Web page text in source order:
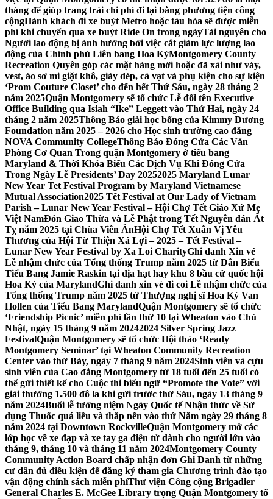
tháng để giúp trang trải chi phí đi lại bằng phương tiện công
cộngHành khách đi xe buýt Metro hoặc tàu hỏa sẽ được miễn
phí khi chuyển qua xe buýt Ride On trong ngàyTài nguyên cho
Người lao động bị ảnh hưởng bởi việc cắt giảm lực lượng lao
động của Chính phủ Liên bang Hoa KỳMontgomery County
Recreation Quyên góp các mặt hàng mới hoặc đã xài như váy,
vest, áo sơ mi giặt khô, giày dép, cà vạt và phụ kiện cho sự kiện
‘Prom Couture Closet’ cho đến hết Thứ Sáu, ngày 28 tháng 2
năm 2025Quận Montgomery sẽ tổ chức Lễ đổi tên Executive
Office Building qua Isiah “Ike” Leggett vào Thứ Hai, ngày 24
tháng 2 năm 2025Thông Báo giải học bổng của Kimmy Dương
Foundation năm 2025 – 2026 cho Học sinh trường cao đẳng
NOVA Community CollegeThông Báo Đóng Cửa Các Văn
Phòng Cơ Quan Trong quận Montgomery ở tiểu bang
Maryland & Thời Khóa Biểu Các Dịch Vụ Khi Đóng Cửa
Trong Ngày Lễ Presidents’ Day 20252025 Maryland Lunar
New Year Tet Festival Program by Maryland Vietnamese
Mutual Association2025 Tết Festival at Our Lady of Vietnam
Parish – Lunar New Year Festival – Hội Chợ Tết Giáo Xứ Mẹ
Việt NamĐón Giao Thừa và Lễ Phật trong Tết Nguyên đán Ất
Tỵ năm 2025 tại Chùa Viên ÂnHội Chợ Tết Xuân Vị Yêu
Thương của Hội Từ Thiện Xá Lợi – 2025 – Tết Festival –
Lunar New Year Festival by Xa Loi CharityGhi danh Xin vé
Lễ nhậm chức của Tổng thống Trump năm 2025 từ Dân Biểu
Tiểu Bang Jamie Raskin tại địa hạt hay khu 8 bầu cử quốc hội
Hoa Kỳ của MarylandGhi danh xin vé đi coi Lễ nhậm chức của
Tổng thống Trump năm 2025 từ Thượng nghị sĩ Hoa Kỳ Van
Hollen của Tiểu Bang MarylandQuận Montgomery sẽ tổ chức
‘Friendship Picnic’ miễn phí lần thứ 10 tại Wheaton vào Chủ
Nhật, ngày 15 tháng 9 năm 20242024 Silver Spring Jazz
FestivalQuận Montgomery sẽ tổ chức Hội thảo ‘Ready
Montgomery Seminar’ tại Wheaton Community Recreation
Center vào thứ Bảy, ngày 7 tháng 9 năm 2024Sinh viên và cựu
sinh viên của Cao đẳng Montgomery từ 18 tuổi đến 25 tuổi có
thể gửi thiết kế cho Cuộc thi biểu ngữ “Promote the Vote” với
giải thưởng 1.500 đô la khi gửi trước thứ Sáu, ngày 13 tháng 9
năm 2024Buổi lễ tưởng niệm Ngày Quốc tế Nhận thức về Sử
dụng Thuốc quá liều và thắp nến vào thứ Năm ngày 29 tháng 8
năm 2024 tại Downtown RockvilleQuận Montgomery mở các
lớp học về xe đạp và xe tay ga điện tử dành cho người lớn vào
tháng 9, tháng 10 và tháng 11 năm 2024Montgomery County
Community Action Board chấp nhận đơn Ghi Danh từ những
cư dân đủ điều kiện để đăng ký tham gia Chương trình đào tạo
vận động chính sách miễn phíThư viện Công cộng Brigadier
General Charles E. McGee Library trọng Quận Montgomery tổ